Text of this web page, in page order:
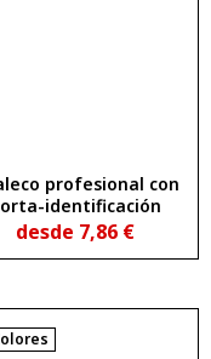
profesional con
identificación
desde 7,86 €